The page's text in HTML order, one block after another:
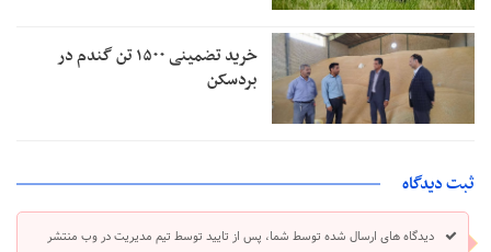
خرید تضمینی ۱۵۰۰ تن گندم در
بردسکن
ثبت دیدگاه
دیدگاه های ارسال شده توسط شما، پس از تایید توسط تیم مدیریت در وب منتشر